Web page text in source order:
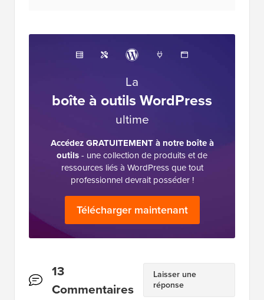
La
boîte à outils WordPress
ultime
Accédez GRATUITEMENT à notre boîte à
outils- une collection de produits et de
ressources liés à WordPress que tout
professionnel devrait posséder !
Télécharger maintenant
Interactions
des
13
Commentaires
Laisser une
réponse